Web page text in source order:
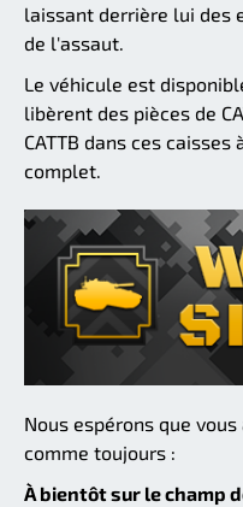
laissant derrière lui des
de l'assaut.
Le véhicule est
libèrent des pièces de
CATTB dans ces
complet.
Nous espérons que
comme toujours :
À bientôt sur le champ